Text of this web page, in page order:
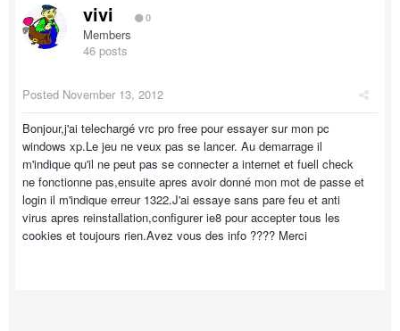
vivi 0
Members
46 posts
Posted November 13, 2012
Bonjour,j'ai telechargé vrc pro free pour essayer sur mon pc
windows xp.Le jeu ne veux pas se lancer. Au demarrage il
m'indique qu'il ne peut pas se connecter a internet et fuell check
ne fonctionne pas,ensuite apres avoir donné mon mot de passe et
login il m'indique erreur 1322.J'ai essaye sans pare feu et anti
virus apres reinstallation,configurer ie8 pour accepter tous les
cookies et toujours rien.Avez vous des info ???? Merci